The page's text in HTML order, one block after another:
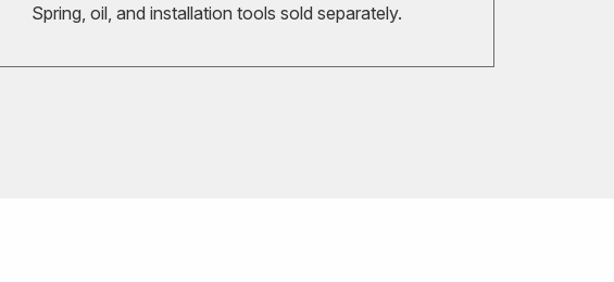
Spring, oil, and installation tools sold separately.